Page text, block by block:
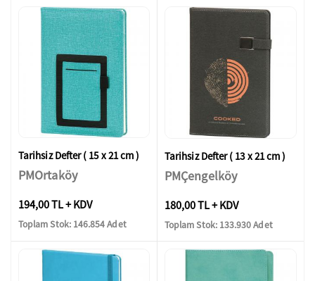
Tarihsiz Defter ( 15 x 21 cm )
PMOrtaköy
194,00 TL + KDV
Toplam Stok: 146.854 Adet
Tarihsiz Defter ( 13 x 21 cm )
PMÇengelköy
180,00 TL + KDV
Toplam Stok: 133.930 Adet